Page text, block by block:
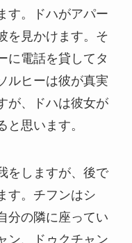
す。ドハがアパー
を見かけます。そ
に電話を貸してタ
ルヒーは彼が真実
が、ドハは彼女が
思います。
をしますが、後で
す。チフンはシ
分の隣に座ってい
ン、ドゥクチャン